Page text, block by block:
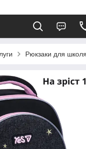
Рюкзаки для